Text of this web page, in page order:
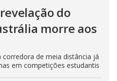
do
morre aos
de meia distância já
em competições estudantis